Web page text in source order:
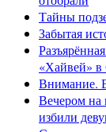
Тайны
Забытая
«Хайвей»
Внимание.
Вечером на
избили